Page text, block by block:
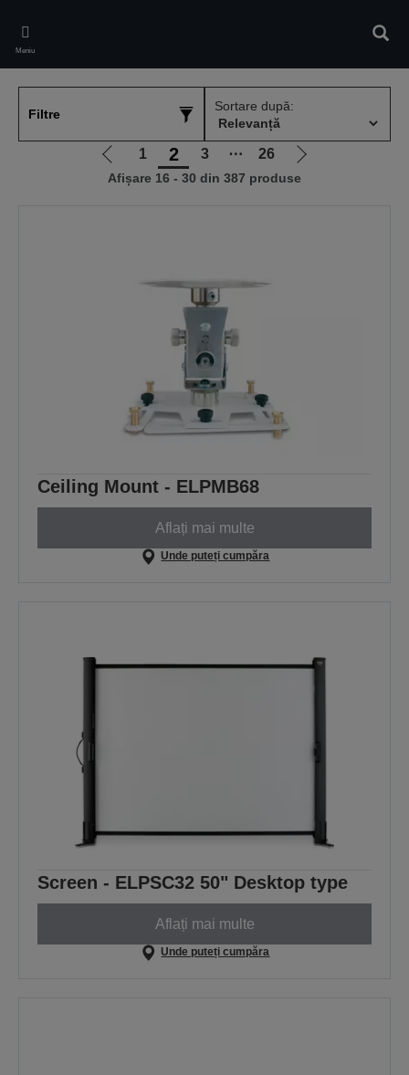
main
content
Meniu
Filtre
Sortare după:
Mergi
la
1 2 3 ⋯ 26
Mergi
la
Afișare 16 - 30 din 387 produse
Ceiling Mount - ELPMB68
Aflați mai multe
Unde puteți cumpăra
Screen - ELPSC32 50" Desktop type
Aflați mai multe
Unde puteți cumpăra